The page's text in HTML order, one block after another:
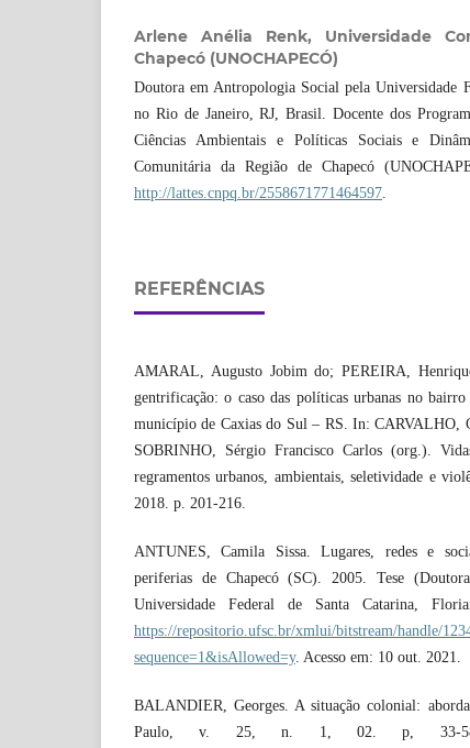
Arlene Anélia Renk, Universidade
Chapecó (UNOCHAPECÓ)
Doutora em Antropologia Social pela Universidade
no Rio de Janeiro, RJ, Brasil. Docente dos
Ciências Ambientais e Políticas Sociais e
Comunitária da Região de Chapecó
http://lattes.cnpq.br/2558671771464597.
REFERÊNCIAS
AMARAL, Augusto Jobim do; PEREIRA,
gentrificação: o caso das políticas urbanas no
município de Caxias do Sul – RS. In:
SOBRINHO, Sérgio Francisco Carlos (org.).
regramentos urbanos, ambientais, seletividade e
2018. p. 201-216.
ANTUNES, Camila Sissa. Lugares, redes e
periferias de Chapecó (SC). 2005. Tese
Universidade Federal de Santa Catarina,
https://repositorio.ufsc.br/xmlui/bitstream/handle/
sequence=1&isAllowed=y. Acesso em: 10 out. 2021.
BALANDIER, Georges. A situação colonial:
Paulo, v. 25, n. 1, 02. p, 33-58,